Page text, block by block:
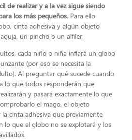
de realizar y a la vez sigue siendo
los más pequeños. Para ello
cinta adhesiva y algún objeto
un pincho o un alfiler.
cada niño o niña inflará un globo
(por eso se necesita la
Al preguntar qué sucede cuando
lo que todos responderán que
y pasará exactamente lo que
el mago, el objeto
cinta adhesiva que previamente
lo que el globo no se explotará y los